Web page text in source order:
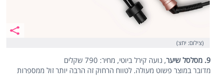
(צילום: יחצ)
9. מסלסל שיער
, נועה קירל ביוטי, מחיר: 790 שקלים
מדובר במוצר פשוט מעולה. לטווח הרחוק זה הרבה יותר זול ממספרות